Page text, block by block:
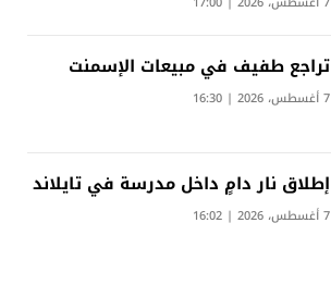
تراجع طفيف في مبيعات الإسمنت
7 أغسطس، 2026 | 16:30
إطلاق نار دامٍ داخل مدرسة في تايلاند
7 أغسطس، 2026 | 16:02